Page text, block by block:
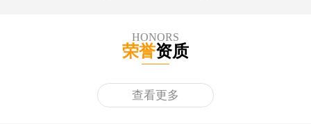
HONORS
荣誉资质
查看更多